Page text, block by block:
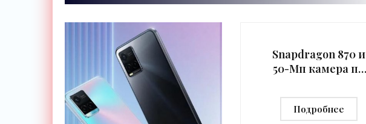
Snapdragon 870 и
50-Мп камера по
стала известна
стоимость OnePlus
Подробнее